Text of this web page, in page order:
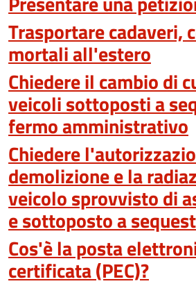
Trasportare cadaveri,
mortali all'estero
Chiedere il cambio di
veicoli sottoposti a
fermo amministrativo
Chiedere
demolizione e la
veicolo sprovvisto di
e sottoposto a
Cos'è la posta
certificata (PEC)?